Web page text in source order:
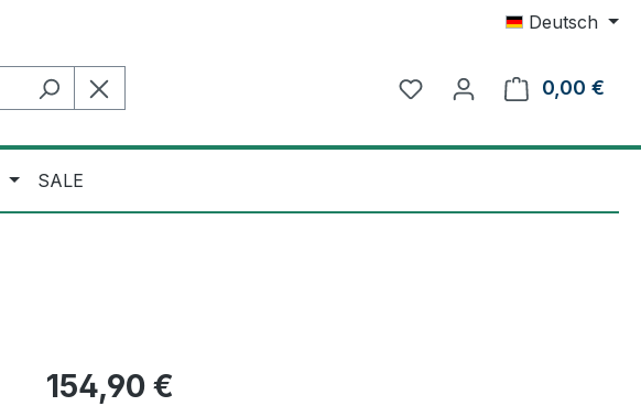
Deutsch
0,00 €
SALE
Regulärer Preis:
154,90 €